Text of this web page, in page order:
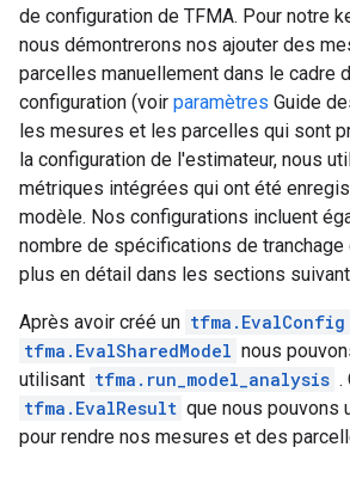
de configuration de TFMA. Pour notre
nous démontrerons nos ajouter des
parcelles manuellement dans le cadre
configuration (voir paramètres Guide
les mesures et les parcelles qui sont
la configuration de l'estimateur, nous
métriques intégrées qui ont été
modèle. Nos configurations incluent
nombre de spécifications de
plus en détail dans les sections
Après avoir créé un tfma.EvalConfig
tfma.EvalSharedModel nous
utilisant tfma.run_model_analysis .
tfma.EvalResult que nous pouvons
pour rendre nos mesures et des